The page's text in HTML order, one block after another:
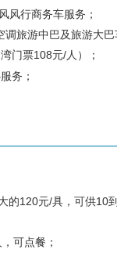
行商务车服务；
游中巴及旅游大巴
门票108元/人）；
务；
的120元/具，可供10
可点餐；